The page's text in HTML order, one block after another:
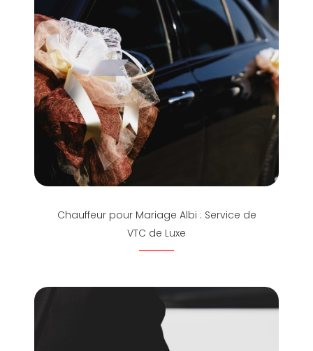
Chauffeur pour Mariage Albi : Service de
VTC de Luxe